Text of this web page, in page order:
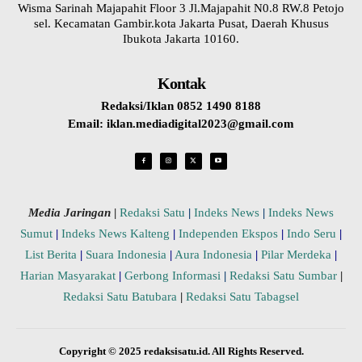
Wisma Sarinah Majapahit Floor 3 Jl.Majapahit N0.8 RW.8 Petojo
sel. Kecamatan Gambir.kota Jakarta Pusat, Daerah Khusus
Ibukota Jakarta 10160.
Kontak
Redaksi/Iklan 0852 1490 8188
Email: iklan.mediadigital2023@gmail.com
Media Jaringan | Redaksi Satu | Indeks News | Indeks News
Sumut | Indeks News Kalteng | Independen Ekspos | Indo Seru |
List Berita | Suara Indonesia | Aura Indonesia | Pilar Merdeka |
Harian Masyarakat | Gerbong Informasi | Redaksi Satu Sumbar |
Redaksi Satu Batubara | Redaksi Satu Tabagsel
Copyright © 2025 redaksisatu.id. All Rights Reserved.